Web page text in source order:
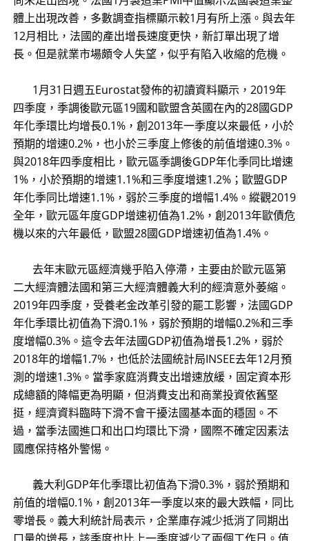
體上出現改善，多數調查指標顯示較1月有所上漲。與去年
12月相比，法國的產出增長速度更快，新訂單出現了增
長。但是就業市場頗令人失望，似乎有陷入收縮的危機。
1月31日週五Eurostat發佈的初讀資料顯示，2019年
四季度，季調後歐元區19國和歐盟含英國在內的28國GDP
年化季環比均增長0.1%，創2013年一季度以來最低，小於
預期的增速0.2%，也小於三季度上修後的前值增速0.3%。
與2018年四季度相比，歐元區季調後GDP年化季同比增速
1%，小於預期的增速1.1%和三季度增速1.2%；歐盟GDP
年化季同比增速1.1%，弱於三季度的增幅1.4%。縱觀2019
全年，歐元區年度GDP增速初值為1.2%，創2013年歐債危
機以來的六年最低，歐盟28國GDP增速初值為1.4%。
去年末歐元區經濟幾乎陷入停滯，主要由於歐元區第
二大經濟體法國和第三大經濟體義大利的經濟意外萎縮。
2019年四季度，受養老金改革引發的罷工影響，法國GDP
年化季環比初值為下滑0.1%，弱於預期的增幅0.2%和三季
度增幅0.3%。這令去年法國GDP初值為增長1.2%，弱於
2018年的增幅1.7%，也低於法國統計局INSEE去年12月預
測的增速1.3%。當季家庭消費支出增速放緩，固定資本形
成總額的降幅更為明顯，但消費支出和商業投資依舊堅
挺，經濟資料臨時下滑不會干擾法國基本面的穩固。不
過，當季法國進口和出口均環比下滑，國際不確定因素法
國應保持格外警惕。
義大利GDP年化季環比初值為下滑0.3%，弱於預期和
前值的增幅0.1%，創2013年一季度以來的最大跌幅，同比
零增長。義大利統計局表示，企業庫存減少抵消了同期出